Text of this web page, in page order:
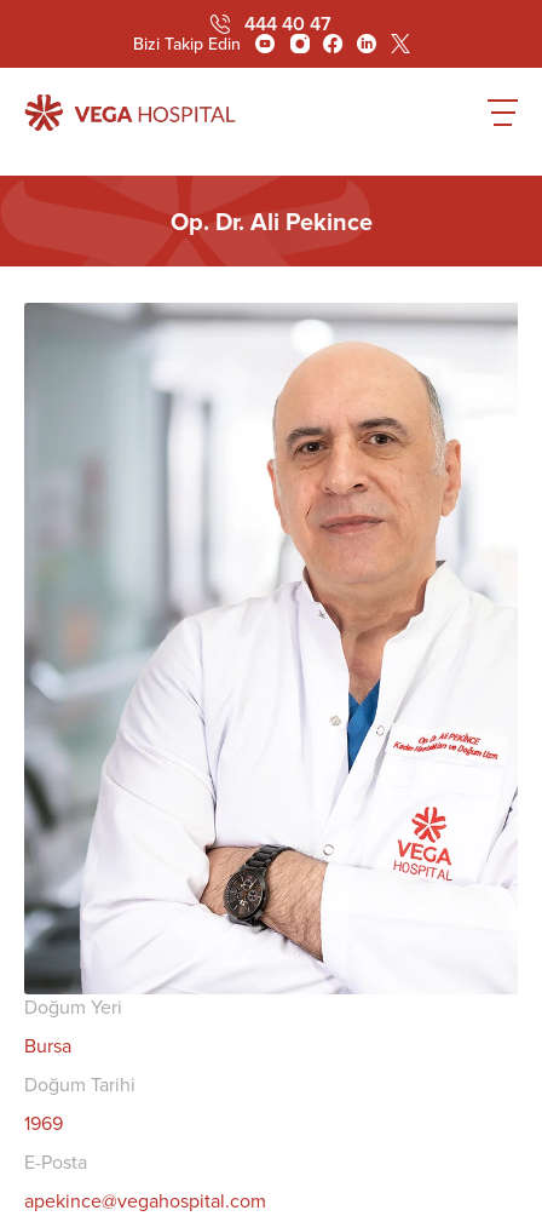
Bizi Takip Edin
444 40 47
Op. Dr. Ali Pekince
Doğum Yeri
Bursa
Doğum Tarihi
1969
E-Posta
apekince@vegahospital.com